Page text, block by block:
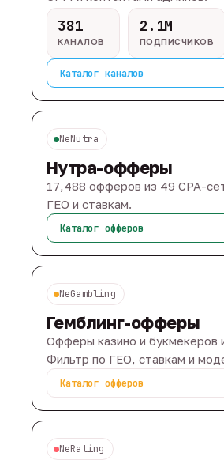
381
КАНАЛОВ
2.1M
ПОДПИСЧИКОВ
Каталог каналов
NeNutra
Нутра-офферы
17,488 офферов из 49 CPA-
ГЕО и ставкам.
Каталог офферов
NeGambling
Гемблинг-офферы
Офферы казино и букмекеров
Фильтр по ГЕО, ставкам и
Каталог офферов
NeRating